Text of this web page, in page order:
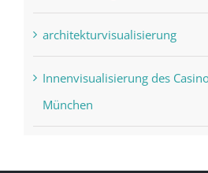
architekturvisualisierung
Innenvisualisierung des
München